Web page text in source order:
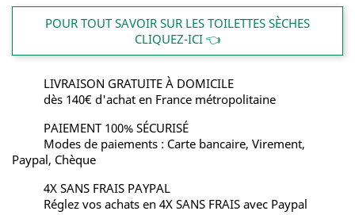
POUR TOUT SAVOIR SUR LES TOILETTES SÈCHES
CLIQUEZ-ICI 👈
LIVRAISON GRATUITE À DOMICILE
dès 140€ d'achat en France métropolitaine
PAIEMENT 100% SÉCURISÉ
Modes de paiements : Carte bancaire, Virement,
Paypal, Chèque
4X SANS FRAIS PAYPAL
Réglez vos achats en 4X SANS FRAIS avec Paypal